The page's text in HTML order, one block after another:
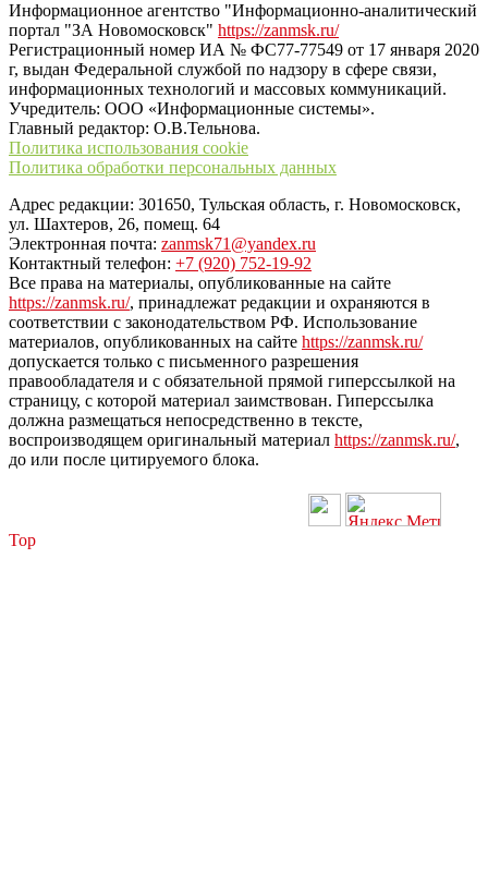
Информационное агентство "Информационно-аналитический
портал "ЗА Новомосковск" https://zanmsk.ru/
Регистрационный номер ИА № ФС77-77549 от 17 января 2020
г, выдан Федеральной службой по надзору в сфере связи,
информационных технологий и массовых коммуникаций.
Учредитель: ООО «Информационные системы».
Главный редактор: О.В.Тельнова.
Политика использования cookie
Политика обработки персональных данных
Адрес редакции: 301650, Тульская область, г. Новомосковск,
ул. Шахтеров, 26, помещ. 64
Электронная почта: zanmsk71@yandex.ru
Контактный телефон: +7 (920) 752-19-92
Все права на материалы, опубликованные на сайте
https://zanmsk.ru/, принадлежат редакции и охраняются в
соответствии с законодательством РФ. Использование
материалов, опубликованных на сайте https://zanmsk.ru/
допускается только с письменного разрешения
правообладателя и с обязательной прямой гиперссылкой на
страницу, с которой материал заимствован. Гиперссылка
должна размещаться непосредственно в тексте,
воспроизводящем оригинальный материал https://zanmsk.ru/,
до или после цитируемого блока.
Top